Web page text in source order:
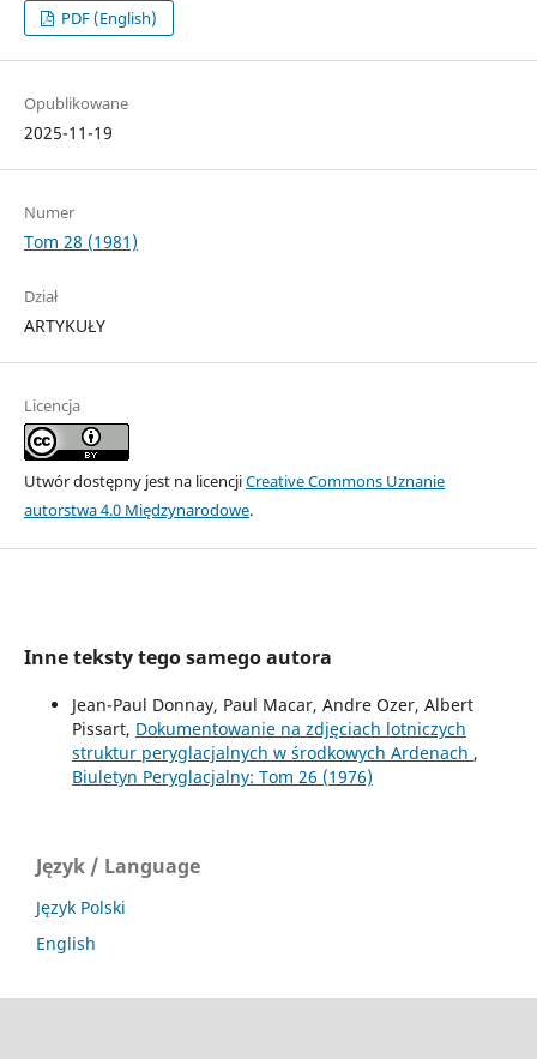
PDF (English)
Opublikowane
2025-11-19
Numer
Tom 28 (1981)
Dział
ARTYKUŁY
Licencja
Utwór dostępny jest na licencjiCreative Commons Uznanie
autorstwa 4.0 Międzynarodowe.
Inne teksty tego samego autora
Jean-Paul Donnay, Paul Macar, Andre Ozer, Albert
Pissart, Dokumentowanie na zdjęciach lotniczych
struktur peryglacjalnych w środkowych Ardenach ,
Biuletyn Peryglacjalny: Tom 26 (1976)
Język / Language
Język Polski
English